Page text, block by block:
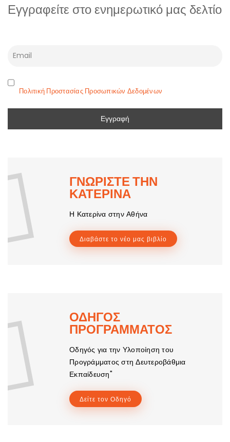
Εγγραφείτε στο ενημερωτικό μας δελτίο
Πολιτική Προστασίας Προσωπικών Δεδομένων
ΓΝΩΡΙΣΤΕ ΤΗΝ
ΚΑΤΕΡΙΝΑ
Η Κατερίνα στην Αθήνα
Διαβάστε το νέο μας βιβλίο
ΟΔΗΓΟΣ
ΠΡΟΓΡΑΜΜΑΤΟΣ
Οδηγός για την Υλοποίηση του
Προγράμματος στη Δευτεροβάθμια
Εκπαίδευση"
Δείτε τον Οδηγό